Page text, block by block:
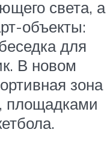
света, а
объекты:
для
В новом
зона
площадками